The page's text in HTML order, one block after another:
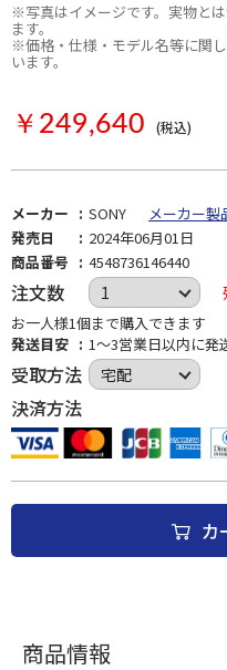
※写真はイメージです。実物と
ます。
※価格・仕様・モデル名等に関
います。
￥249,640 (税込)
メーカー SONY
メーカー製
発売日
2024年06月01日
商品番号
4548736146440
注文数
お一人様1個まで購入できます
発送目安
1～3営業日以内に発
受取方法
決済方法
カ
商品情報